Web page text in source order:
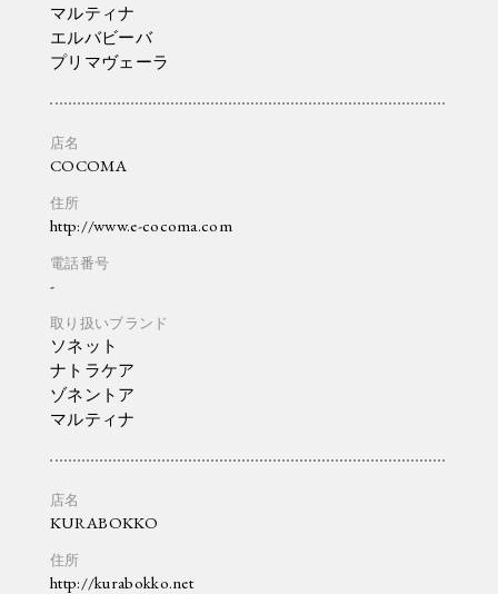
マルティナ
エルバビーバ
プリマヴェーラ
COCOMA
http://www.e-cocoma.com
-
ソネット
ナトラケア
ゾネントア
マルティナ
KURABOKKO
http://kurabokko.net